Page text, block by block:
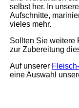
selbst her. In
Aufschnitte,
vieles mehr.
Sollten Sie weitere
zur Zubereitung
Auf unserer
eine Auswahl